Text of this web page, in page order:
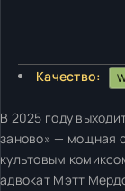
Качество:
В 2025 году
заново» — мощная
культовым
адвокат Мэтт